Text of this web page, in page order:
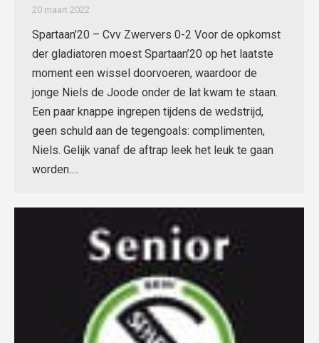
20 maart 2022
Spartaan’20 – Cvv Zwervers 0-2 Voor de opkomst
der gladiatoren moest Spartaan’20 op het laatste
moment een wissel doorvoeren, waardoor de
jonge Niels de Joode onder de lat kwam te staan.
Een paar knappe ingrepen tijdens de wedstrijd,
geen schuld aan de tegengoals: complimenten,
Niels. Gelijk vanaf de aftrap leek het leuk te gaan
worden.…